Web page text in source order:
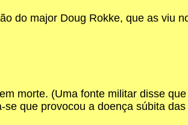
do major Doug Rokke, que as viu
morte. (Uma fonte militar disse
que provocou a doença súbita das